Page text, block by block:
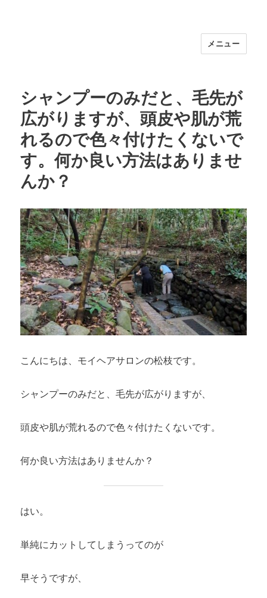
福岡｜天神/今泉/薬院の美容室｜moi
30代からの大人の本気ケアサロン｜オ
フィシャルサイト｜福岡天神エリアで
早朝7時から深夜24時まで営業｜天然
100％ハナヘナ｜湯シャン｜
メニュー
シャンプーのみだと、毛先が
広がりますが、頭皮や肌が荒
れるので色々付けたくないで
す。何か良い方法はありませ
んか？
こんにちは、モイヘアサロンの松枝です。
シャンプーのみだと、毛先が広がりますが、
頭皮や肌が荒れるので色々付けたくないです。
何か良い方法はありませんか？
はい。
単純にカットしてしまうってのが
早そうですが、